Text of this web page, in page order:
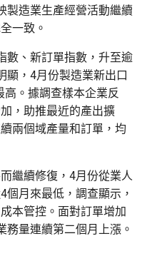
製造業生產經營活動繼續
一致。
數、新訂單指數，升至逾
顯，4月份製造業新出口
。據調查樣本企業反
，助推最近的產出擴
兩個域產量和訂單，均
繼續修復，4月份從業人
個月來最低，調查顯示，
本管控。面對訂單增加
量連續第二個月上漲。